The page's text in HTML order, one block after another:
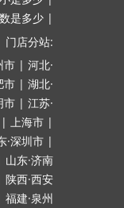
是多少 |
门店分站:
市 | 河北·
市 | 湖北·
市 | 江苏·
| 上海市 |
·深圳市 |
山东·济南
陕西·西安
福建·泉州